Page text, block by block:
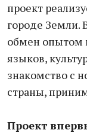
проект
городе Земли.
обмен опытом
языков,
знакомство с
страны,
Проект